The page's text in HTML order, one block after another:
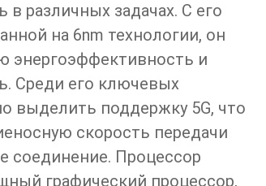
в различных задачах. С его
на 6nm технологии, он
энергоэффективность и
Среди его ключевых
выделить поддержку 5G, что
скорость передачи
соединение. Процессор
графический процессор,